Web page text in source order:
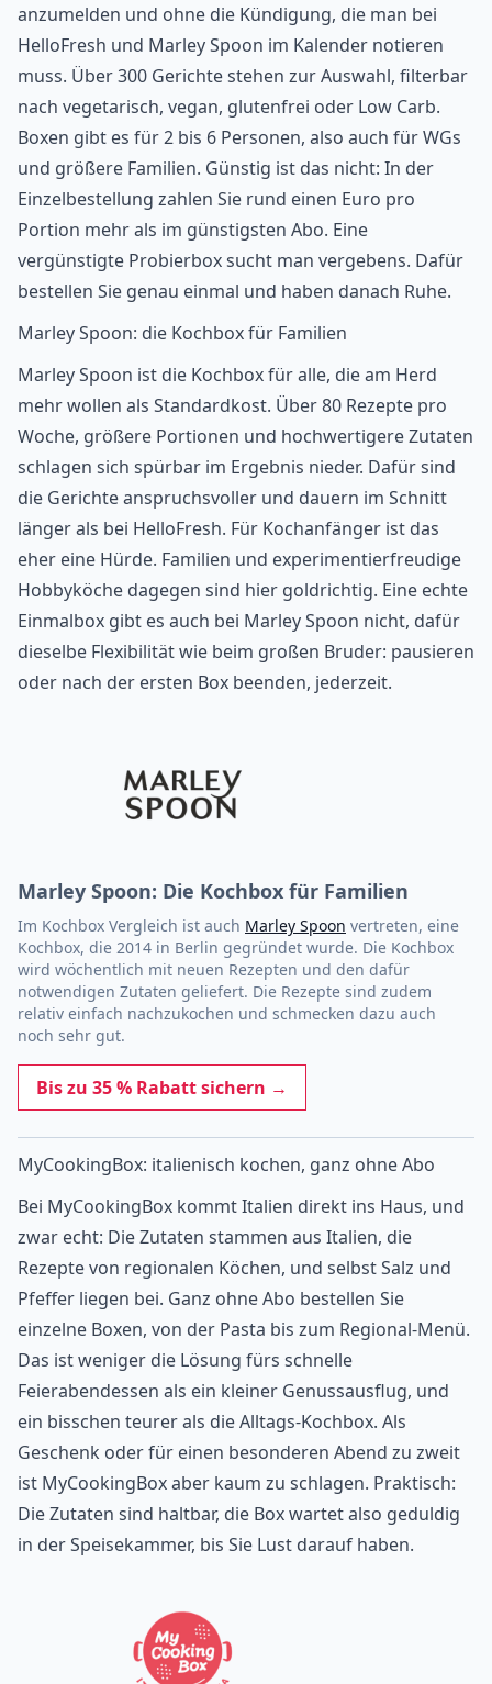
anzumelden und ohne die Kündigung, die man bei
HelloFresh und Marley Spoon im Kalender notieren
muss. Über 300 Gerichte stehen zur Auswahl, filterbar
nach vegetarisch, vegan, glutenfrei oder Low Carb.
Boxen gibt es für 2 bis 6 Personen, also auch für WGs
und größere Familien. Günstig ist das nicht: In der
Einzelbestellung zahlen Sie rund einen Euro pro
Portion mehr als im günstigsten Abo. Eine
vergünstigte Probierbox sucht man vergebens. Dafür
bestellen Sie genau einmal und haben danach Ruhe.
Marley Spoon: die Kochbox für Familien
Marley Spoon ist die Kochbox für alle, die am Herd
mehr wollen als Standardkost. Über 80 Rezepte pro
Woche, größere Portionen und hochwertigere Zutaten
schlagen sich spürbar im Ergebnis nieder. Dafür sind
die Gerichte anspruchsvoller und dauern im Schnitt
länger als bei HelloFresh. Für Kochanfänger ist das
eher eine Hürde. Familien und experimentierfreudige
Hobbyköche dagegen sind hier goldrichtig. Eine echte
Einmalbox gibt es auch bei Marley Spoon nicht, dafür
dieselbe Flexibilität wie beim großen Bruder: pausieren
oder nach der ersten Box beenden, jederzeit.
Marley Spoon: Die Kochbox für Familien
Im Kochbox Vergleich ist auch Marley Spoon vertreten, eine
Kochbox, die 2014 in Berlin gegründet wurde. Die Kochbox
wird wöchentlich mit neuen Rezepten und den dafür
notwendigen Zutaten geliefert. Die Rezepte sind zudem
relativ einfach nachzukochen und schmecken dazu auch
noch sehr gut.
Bis zu 35 % Rabatt sichern →
MyCookingBox: italienisch kochen, ganz ohne Abo
Bei MyCookingBox kommt Italien direkt ins Haus, und
zwar echt: Die Zutaten stammen aus Italien, die
Rezepte von regionalen Köchen, und selbst Salz und
Pfeffer liegen bei. Ganz ohne Abo bestellen Sie
einzelne Boxen, von der Pasta bis zum Regional-Menü.
Das ist weniger die Lösung fürs schnelle
Feierabendessen als ein kleiner Genussausflug, und
ein bisschen teurer als die Alltags-Kochbox. Als
Geschenk oder für einen besonderen Abend zu zweit
ist MyCookingBox aber kaum zu schlagen. Praktisch:
Die Zutaten sind haltbar, die Box wartet also geduldig
in der Speisekammer, bis Sie Lust darauf haben.